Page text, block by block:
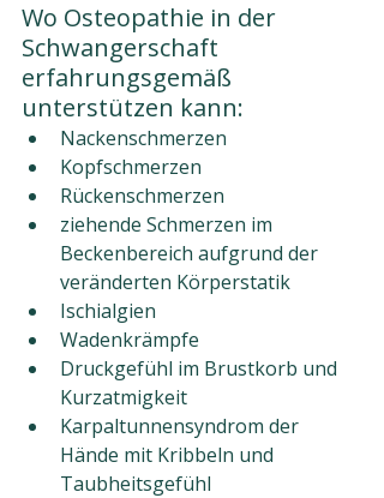
Wo Osteopathie in der
Schwangerschaft
erfahrungsgemäß
unterstützen kann:
Nackenschmerzen
Kopfschmerzen
Rückenschmerzen
ziehende Schmerzen im
Beckenbereich aufgrund der
veränderten Körperstatik
Ischialgien
Wadenkrämpfe
Druckgefühl im Brustkorb und
Kurzatmigkeit
Karpaltunnensyndrom der
Hände mit Kribbeln und
Taubheitsgefühl